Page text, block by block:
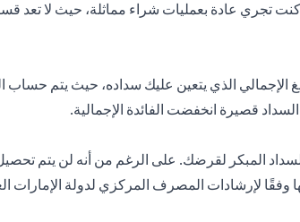
تجري عادة بعمليات شراء مماثلة، حيث لا تعد
الإجمالي الذي يتعين عليك سداده، حيث يتم حساب
قصيرة انخفضت الفائدة الإجمالية.
المبكر لقرضك. على الرغم من أنه لن يتم تحصيل
لإرشادات المصرف المركزي لدولة الإمارات